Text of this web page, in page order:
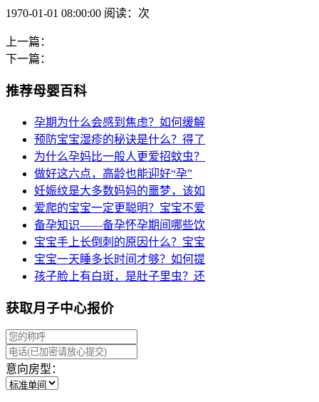
1970-01-01 08:00:00 阅读：次
上一篇：
下一篇：
推荐母婴百科
孕期为什么会感到焦虑？如何缓解
预防宝宝湿疹的秘诀是什么？得了
为什么孕妈比一般人更爱招蚊虫？
做好这六点，高龄也能迎好“孕”
妊娠纹是大多数妈妈的噩梦，该如
爱爬的宝宝一定更聪明？宝宝不爱
备孕知识——备孕怀孕期间哪些饮
宝宝手上长倒刺的原因什么？宝宝
宝宝一天睡多长时间才够？如何提
孩子脸上有白斑，是肚子里虫？还
获取月子中心报价
意向房型：